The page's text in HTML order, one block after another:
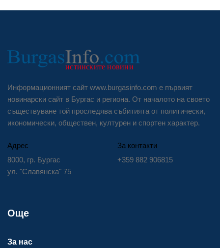
Информационният сайт www.burgasinfo.com е първият
новинарски сайт в Бургас и региона. От началото на своето
съществуване той проследява събитията от политически,
икономически, обществен, културен и спортен характер.
Адрес
8000, гр. Бургас
ул. "Славянска" 75
За контакти
+359 882 906815
Още
За нас